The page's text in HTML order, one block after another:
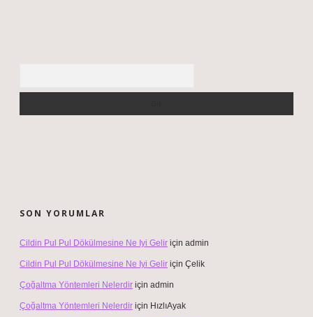
SON YORUMLAR
Cildin Pul Pul Dökülmesine Ne Iyi Gelir için admin
Cildin Pul Pul Dökülmesine Ne Iyi Gelir için Çelik
Çoğaltma Yöntemleri Nelerdir için admin
Çoğaltma Yöntemleri Nelerdir için HızlıAyak